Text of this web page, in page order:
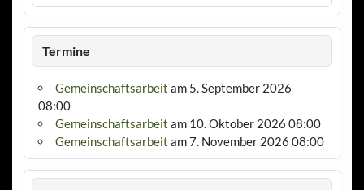
Termine
Gemeinschaftsarbeit am 5. September 2026
08:00
Gemeinschaftsarbeit am 10. Oktober 2026 08:00
Gemeinschaftsarbeit am 7. November 2026 08:00